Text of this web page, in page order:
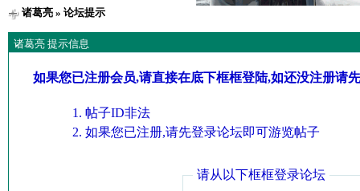
诸葛亮» 论坛提示
诸葛亮 提示信息
如果您已注册会员,请直接在底下框框登陆,如还没注册请
帖子ID非法
如果您已注册,请先登录论坛即可游览帖子
请从以下框框登录论坛